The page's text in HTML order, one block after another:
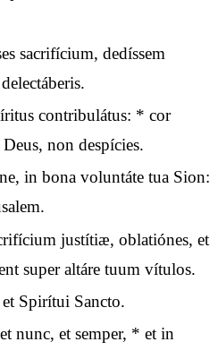
sacrifícium, dedíssem
contribulátus: * cor
non despícies.
in bona voluntáte tua Sion:
justítiæ, oblatiónes, et
super altáre tuum vítulos.
Spirítui Sancto.
nunc, et semper, * et in